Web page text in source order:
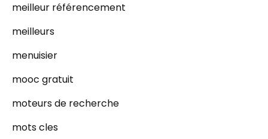
meilleur référencement
meilleurs
menuisier
mooc gratuit
moteurs de recherche
mots cles